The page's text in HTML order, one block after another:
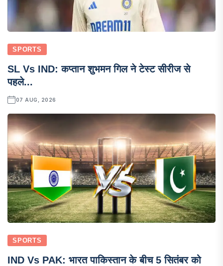
SPORTS
SL Vs IND: कप्तान शुभमन गिल ने टेस्ट सीरीज से
पहले...
07 AUG, 2026
SPORTS
IND Vs PAK: भारत पाकिस्तान के बीच 5 सितंबर को